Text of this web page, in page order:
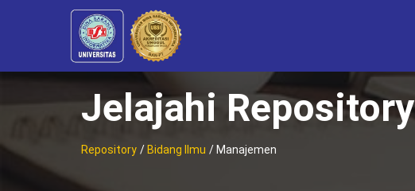
Jelajahi Repository
Repository / Bidang Ilmu / Manajemen